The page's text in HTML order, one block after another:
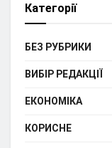
Категорії
БЕЗ РУБРИКИ
ВИБІР РЕДАКЦІЇ
ЕКОНОМІКА
КОРИСНЕ